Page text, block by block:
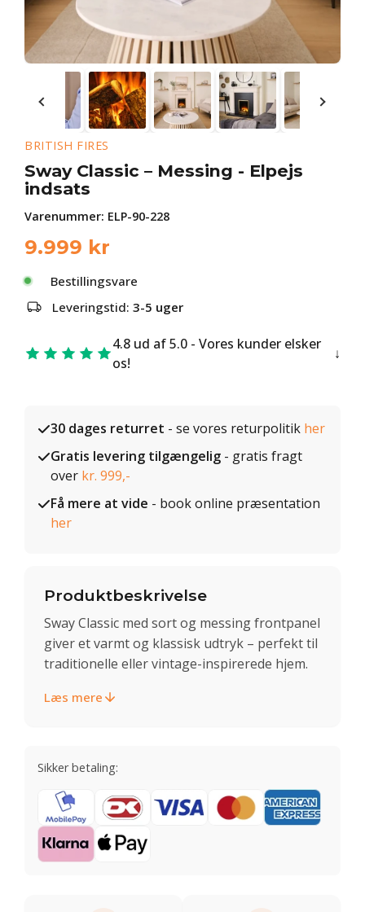
BRITISH FIRES
Sway Classic – Messing - Elpejs
indsats
Varenummer: ELP-90-228
9.999 kr
Bestillingsvare
Leveringstid: 3-5 uger
4.8 ud af 5.0 - Vores kunder elsker
os!
30 dages returret - se vores returpolitik her
Gratis levering tilgængelig - gratis fragt
over kr. 999,-
Få mere at vide - book online præsentation
her
Produktbeskrivelse
Sway Classic med sort og messing frontpanel
giver et varmt og klassisk udtryk – perfekt til
traditionelle eller vintage-inspirerede hjem.
Læs mere
Sikker betaling: